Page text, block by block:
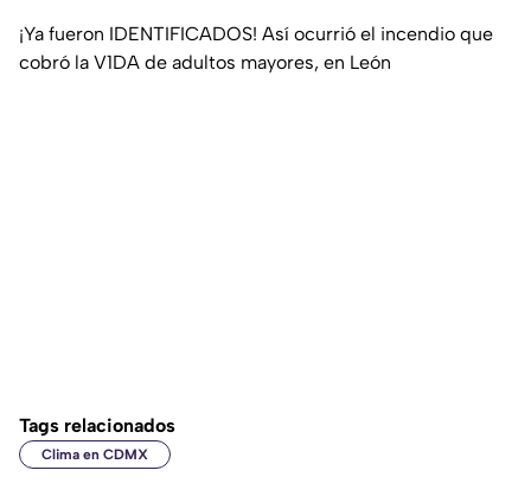
¡Ya fueron IDENTIFICADOS! Así ocurrió el incendio que
cobró la V1DA de adultos mayores, en León
Tags relacionados
Clima en CDMX